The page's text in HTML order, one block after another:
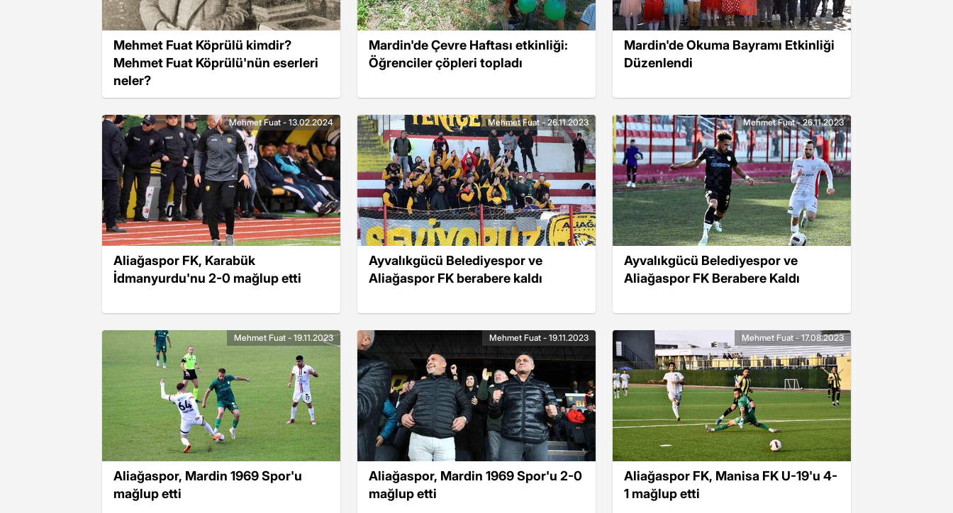
Mehmet Fuat Köprülü kimdir?
Mehmet Fuat Köprülü'nün eserleri
neler?
Mardin'de Çevre Haftası etkinliği:
Öğrenciler çöpleri topladı
Mardin'de Okuma Bayramı Etkinliği
Düzenlendi
Aliağaspor FK, Karabük
İdmanyurdu'nu 2-0 mağlup etti
Mehmet Fuat - 13.02.2024
Ayvalıkgücü Belediyespor ve
Aliağaspor FK berabere kaldı
Mehmet Fuat - 26.11.2023
Ayvalıkgücü Belediyespor ve
Aliağaspor FK Berabere Kaldı
Mehmet Fuat - 26.11.2023
Aliağaspor, Mardin 1969 Spor'u
mağlup etti
Mehmet Fuat - 19.11.2023
Aliağaspor, Mardin 1969 Spor'u 2-0
mağlup etti
Mehmet Fuat - 19.11.2023
Aliağaspor FK, Manisa FK U-19'u 4-
1 mağlup etti
Mehmet Fuat - 17.08.2023